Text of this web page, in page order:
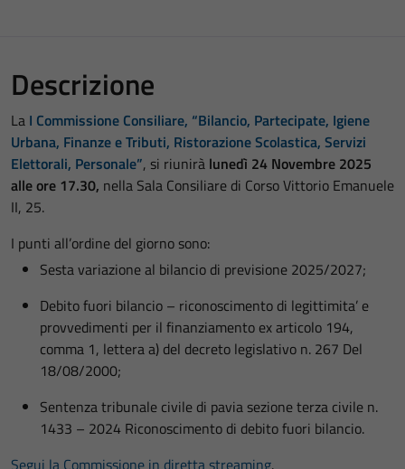
Descrizione
La I Commissione Consiliare, “Bilancio, Partecipate, Igiene
Urbana, Finanze e Tributi, Ristorazione Scolastica, Servizi
Elettorali, Personale”, si riunirà lunedì 24 Novembre 2025
alle ore 17.30, nella Sala Consiliare di Corso Vittorio Emanuele
II, 25.
I punti all’ordine del giorno sono:
Sesta variazione al bilancio di previsione 2025/2027;
Debito fuori bilancio – riconoscimento di legittimita’ e
provvedimenti per il finanziamento ex articolo 194,
comma 1, lettera a) del decreto legislativo n. 267 Del
18/08/2000;
Sentenza tribunale civile di pavia sezione terza civile n.
1433 – 2024 Riconoscimento di debito fuori bilancio.
Segui la Commissione in diretta streaming.